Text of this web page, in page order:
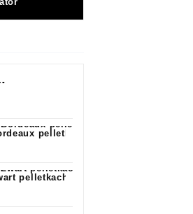
pelletkachel
pelletkachel